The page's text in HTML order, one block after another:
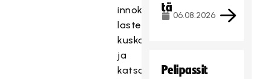
innokkaana
lasten
kuskaajana
ja
katsomossa
tä
06.08.2026
Pelipassit